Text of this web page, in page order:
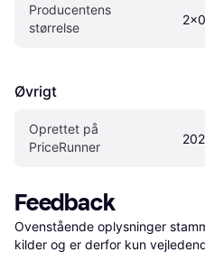
Producentens
størrelse
Øvrigt
Oprettet på
PriceRunner
Feedback
Ovenstående oplysninger
kilder og er derfor kun